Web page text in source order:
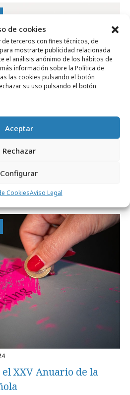
de cookies
terceros con fines técnicos, de
mostrarte publicidad relacionada
el análisis anónimo de los hábitos de
información sobre la Política de
las cookies pulsando el botón
su uso pulsando el botón
Aceptar
Rechazar
Configurar
CookiesAviso Legal
del Premio Juan
XXV Anuario de la